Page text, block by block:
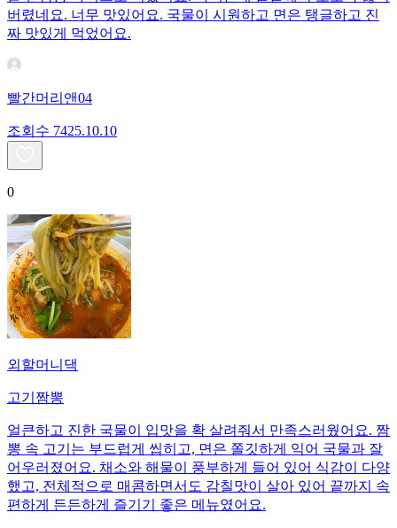
버렸네요. 너무 맛있어요. 국물이 시원하고 면은 탱글하고 진
짜 맛있게 먹었어요.
빨간머리앤04
조회수 7425.10.10
0
외할머니댁
고기짬뽕
얼큰하고 진한 국물이 입맛을 확 살려줘서 만족스러웠어요. 짬
뽕 속 고기는 부드럽게 씹히고, 면은 쫄깃하게 익어 국물과 잘
어우러졌어요. 채소와 해물이 풍부하게 들어 있어 식감이 다양
했고, 전체적으로 매콤하면서도 감칠맛이 살아 있어 끝까지 속
편하게 든든하게 즐기기 좋은 메뉴였어요.